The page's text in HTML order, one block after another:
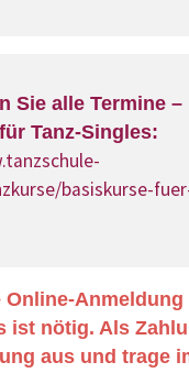
Sie alle Termine –
Tanz-Singles:
basiskurse-
Anmeldung
ist nötig. Als
aus und trage